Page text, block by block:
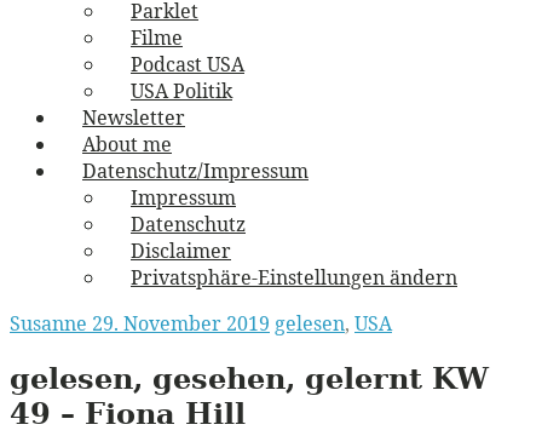
Parklet
Filme
Podcast USA
USA Politik
Newsletter
About me
Datenschutz/Impressum
Impressum
Datenschutz
Disclaimer
Privatsphäre-Einstellungen ändern
Susanne 29. November 2019 gelesen, USA
gelesen, gesehen, gelernt KW
49 – Fiona Hill